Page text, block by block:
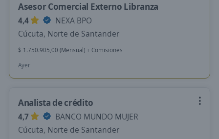
Asesor Comercial Externo Libranza
4,4
NEXA BPO
Cúcuta, Norte de Santander
$ 1.750.905,00 (Mensual) + Comisiones
Ayer
Analista de crédito
4,7
BANCO MUNDO MUJER
Cúcuta, Norte de Santander